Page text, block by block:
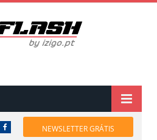
Facebook NEWSLETTER GRÁTIS